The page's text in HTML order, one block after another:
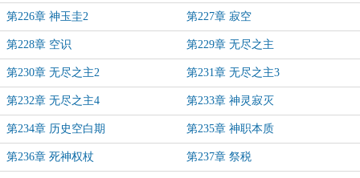
第226章 神玉圭2 第227章 寂空
第228章 空识 第229章 无尽之主
第230章 无尽之主2 第231章 无尽之主3
第232章 无尽之主4 第233章 神灵寂灭
第234章 历史空白期 第235章 神职本质
第236章 死神权杖 第237章 祭税